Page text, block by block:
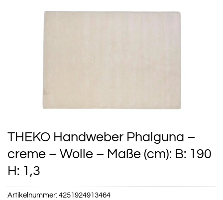
THEKO Handweber Phalguna –
creme – Wolle – Maße (cm): B: 190
H: 1,3
Artikelnummer:4251924913464